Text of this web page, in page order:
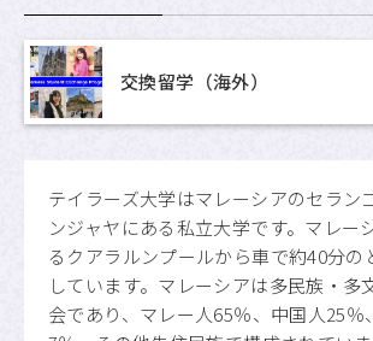
交換留学（海外）
テイラーズ大学はマレーシアのセラン
ンジャヤにある私立大学です。マレー
るクアラルンプールから車で約40分の
しています。マレーシアは多民族・多
会であり、マレー人65％、中国人25％